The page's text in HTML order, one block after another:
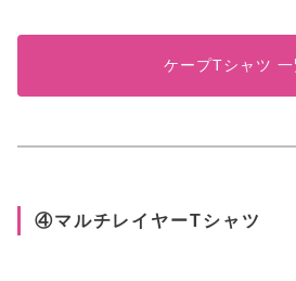
ケープTシャツ 一
④マルチレイヤーTシャツ